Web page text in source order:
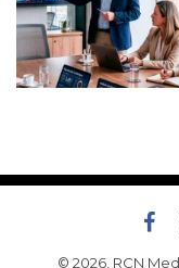
© 2026, RCN